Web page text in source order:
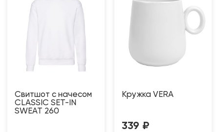
Свитшот с начесом
CLASSIC SET-IN
SWEAT 260
Кружка VERA
339 ₽